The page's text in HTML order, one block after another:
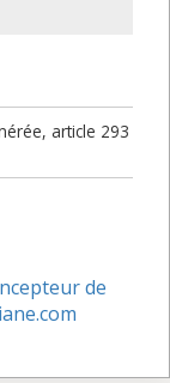
article 293
de